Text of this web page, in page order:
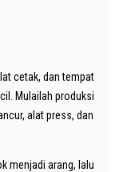
cetak, dan tempat
Mulailah produksi
alat press, dan
menjadi arang, lalu